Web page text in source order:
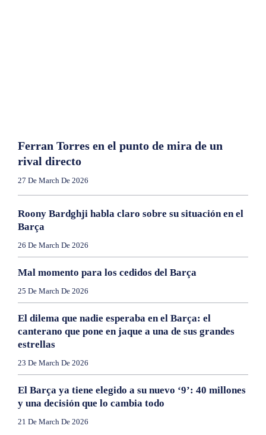
Ferran Torres en el punto de mira de un
rival directo
27 De March De 2026
Roony Bardghji habla claro sobre su situación en el
Barça
26 De March De 2026
Mal momento para los cedidos del Barça
25 De March De 2026
El dilema que nadie esperaba en el Barça: el
canterano que pone en jaque a una de sus grandes
estrellas
23 De March De 2026
El Barça ya tiene elegido a su nuevo ‘9’: 40 millones
y una decisión que lo cambia todo
21 De March De 2026